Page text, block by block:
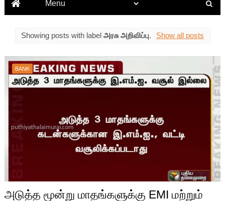
Showing posts with label அரசு அறிவிப்பு. Show all posts
BANK
அடுத்த மூன்று மாதங்களுக்கு EMI மற்றும்